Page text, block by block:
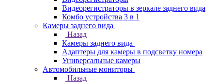
Видеорегистраторы в зеркале заднего вида
Комбо устройства 3 в 1
Камеры заднего вида
Назад
Камеры заднего вида
Адаптеры для камеры в подсветку номера
Универсальные камеры
Автомобильные мониторы
Назад